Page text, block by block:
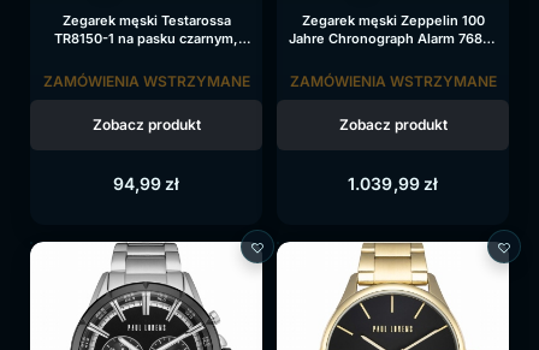
Zegarek męski Testarossa
TR8150-1 na pasku czarnym,
94,99 zł
ZAMÓWIENIA WSTRZYMANE
Zobacz produkt
Zegarek męski Zeppelin 100
Jahre Chronograph Alarm 7680-
tarcza
1.039,99 zł
ZAMÓWIENIA WSTRZYMANE
Zobacz produkt